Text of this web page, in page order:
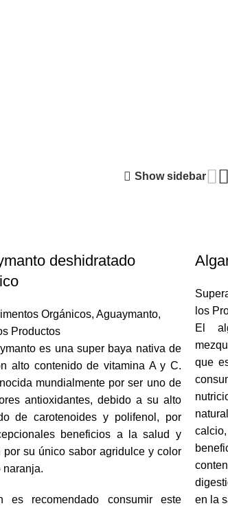
Show sidebar
deshidratado
Orgánicos, Aguaymanto,
Productos
es una super baya nativa de
alto contenido de vitamina A y C.
mundialmente por ser uno de
antioxidantes, debido a su alto
de carotenoides y polifenol, por
beneficios a la salud y
por su único sabor agridulce y color
naranja.
es recomendado consumir este
los
El
que
en la